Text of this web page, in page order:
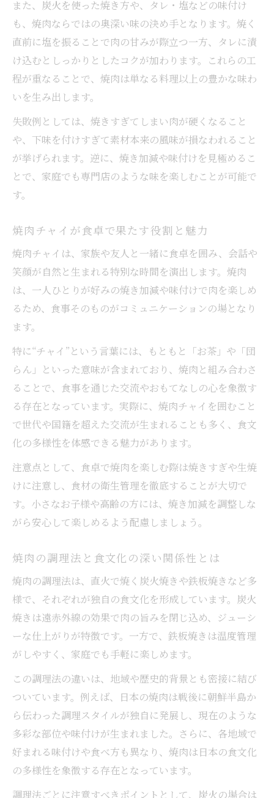
また、炭火を使った焼き方や、タレ・塩などの味付け
も、焼肉ならではの奥深い味の決め手となります。焼く
直前に塩を振ることで肉の甘みが際立つ一方、タレに漬
け込むとしっかりとしたコクが加わります。これらの工
程が重なることで、焼肉は単なる料理以上の豊かな味わ
いを生み出します。
失敗例としては、焼きすぎてしまい肉が硬くなること
や、下味を付けすぎて素材本来の風味が損なわれること
が挙げられます。逆に、焼き加減や味付けを見極めるこ
とで、家庭でも専門店のような味を楽しむことが可能で
す。
焼肉チャイが食卓で果たす役割と魅力
焼肉チャイは、家族や友人と一緒に食卓を囲み、会話や
笑顔が自然と生まれる特別な時間を演出します。焼肉
は、一人ひとりが好みの焼き加減や味付けで肉を楽しめ
るため、食事そのものがコミュニケーションの場となり
ます。
特に“チャイ”という言葉には、もともと「お茶」や「団
らん」といった意味が含まれており、焼肉と組み合わさ
ることで、食事を通じた交流やおもてなしの心を象徴す
る存在となっています。実際に、焼肉チャイを囲むこと
で世代や国籍を超えた交流が生まれることも多く、食文
化の多様性を体感できる魅力があります。
注意点として、食卓で焼肉を楽しむ際は焼きすぎや生焼
けに注意し、食材の衛生管理を徹底することが大切で
す。小さなお子様や高齢の方には、焼き加減を調整しな
がら安心して楽しめるよう配慮しましょう。
焼肉の調理法と食文化の深い関係性とは
焼肉の調理法は、直火で焼く炭火焼きや鉄板焼きなど多
様で、それぞれが独自の食文化を形成しています。炭火
焼きは遠赤外線の効果で肉の旨みを閉じ込め、ジューシ
ーな仕上がりが特徴です。一方で、鉄板焼きは温度管理
がしやすく、家庭でも手軽に楽しめます。
この調理法の違いは、地域や歴史的背景とも密接に結び
ついています。例えば、日本の焼肉は戦後に朝鮮半島か
ら伝わった調理スタイルが独自に発展し、現在のような
多彩な部位や味付けが生まれました。さらに、各地域で
好まれる味付けや食べ方も異なり、焼肉は日本の食文化
の多様性を象徴する存在となっています。
調理法ごとに注意すべきポイントとして、炭火の場合は